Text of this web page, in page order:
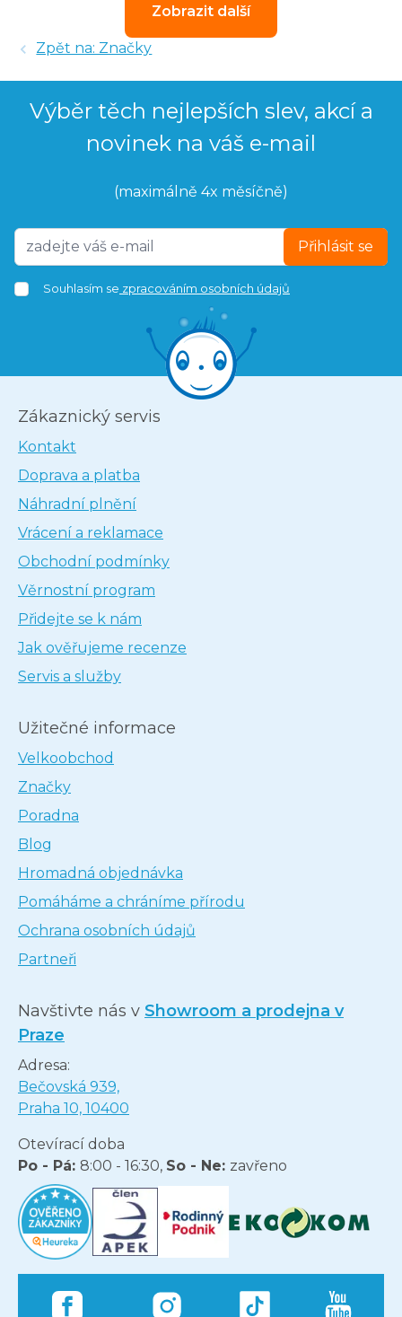
Zobrazit další
Zpět na: Značky
Výběr těch nejlepších slev, akcí a
novinek na váš e-mail
(maximálně 4x měsíčně)
Přihlásit se
Souhlasím se zpracováním osobních údajů
Zákaznický servis
Kontakt
Doprava a platba
Náhradní plnění
Vrácení a reklamace
Obchodní podmínky
Věrnostní program
Přidejte se k nám
Jak ověřujeme recenze
Servis a služby
Užitečné informace
Velkoobchod
Značky
Poradna
Blog
Hromadná objednávka
Pomáháme a chráníme přírodu
Ochrana osobních údajů
Partneři
Navštivte nás v Showroom a prodejna v
Praze
Adresa:
Bečovská 939,
Praha 10, 10400
Otevírací doba
Po - Pá: 8:00 - 16:30, So - Ne: zavřeno